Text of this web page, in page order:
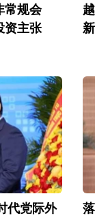
常规会
资主张
代党际外